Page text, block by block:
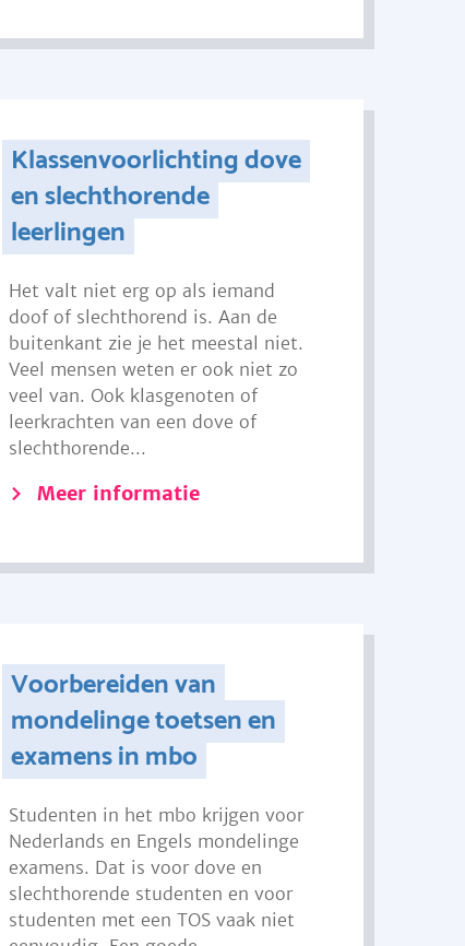
Klassenvoorlichting dove
en slechthorende
leerlingen
Het valt niet erg op als iemand
doof of slechthorend is. Aan de
buitenkant zie je het meestal niet.
Veel mensen weten er ook niet zo
veel van. Ook klasgenoten of
leerkrachten van een dove of
slechthorende...
Meer informatie
Voorbereiden van
mondelinge toetsen en
examens in mbo
Studenten in het mbo krijgen voor
Nederlands en Engels mondelinge
examens. Dat is voor dove en
slechthorende studenten en voor
studenten met een TOS vaak niet